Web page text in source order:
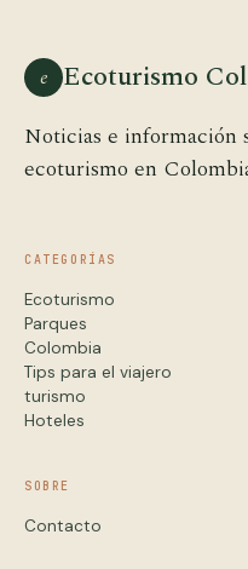
e Ecoturismo
Noticias e información
ecoturismo en
CATEGORÍAS
Ecoturismo
Parques
Colombia
Tips para el viajero
turismo
Hoteles
SOBRE
Contacto